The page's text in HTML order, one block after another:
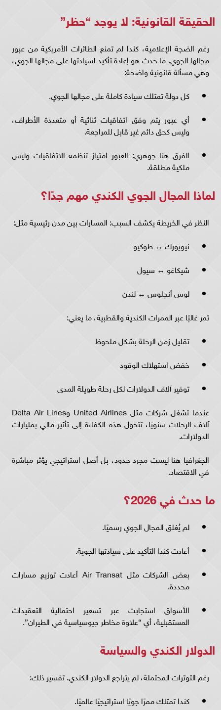
الحقيقة القانونية: لا يوجد “حظر”
رغم الضجة الإعلامية، كندا لم تمنع الطائرات الأمريكية من عبور
مجالها الجوي. ما حدث هو إعادة تأكيد لسيادتها على مجالها الجوي،
وهي مسألة قانونية واضحة:
كل دولة تمتلك سيادة كاملة على مجالها الجوي.
أي عبور يتم وفق اتفاقيات ثنائية أو متعددة الأطراف،
وليس كحق دائم غير قابل للمراجعة.
الفرق هنا جوهري: العبور امتياز تنظمه الاتفاقيات وليس
ملكية مطلقة.
لماذا المجال الجوي الكندي مهم جدًا؟
النظر في الخريطة يكشف السبب: المسارات بين مدن رئيسية مثل:
نيويورك ↔ طوكيو
شيكاغو ↔ سيول
لوس أنجلوس ↔ لندن
تمر غالبًا عبر الممرات الكندية والقطبية، ما يعني:
تقليل زمن الرحلة بشكل ملحوظ
خفض استهلاك الوقود
توفير آلاف الدولارات لكل رحلة طويلة المدى
عندما تشغل شركات مثل United Airlines وDelta Air Lines
آلاف الرحلات سنويًا، تتحول هذه الكفاءة إلى تأثير مالي بمليارات
الدولارات.
الجغرافيا هنا ليست مجرد حدود، بل أصل استراتيجي يؤثر مباشرة
في الاقتصاد.
ما حدث في 2026؟
لم يُغلق المجال الجوي رسميًا.
أعادت كندا التأكيد على سيادتها الجوية.
بعض الشركات مثل Air Transat أعادت توزيع مسارات
محددة.
الأسواق استجابت عبر تسعير احتمالية التعقيدات
المستقبلية، أي “علاوة مخاطر جيوسياسية في الطيران”.
الدولار الكندي والسياسة
رغم التوترات المحتملة، لم يتراجع الدولار الكندي. تفسير ذلك:
كندا تمتلك ممرًا جويًا استراتيجيًا عالميًا.